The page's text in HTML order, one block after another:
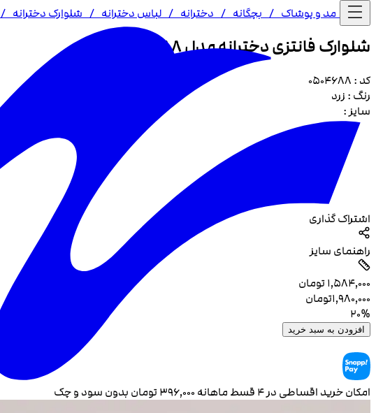
خانه / مد و پوشاک / بچگانه / دخترانه / لباس دخترانه / شلوارک دخترانه /
شلوارک فانتزی دخترانه مدل 4688
کد : 0504688
رنگ : زرد
سایز :
اشتراک گذاری
راهنمای سایز
۱٬۵۸۴٬۰۰۰تومان
۱٬۹۸۰٬۰۰۰تومان
20%
افزودن به سبد خرید
امکان خرید اقساطی در ۴ قسط ماهانه ۳۹۶٬۰۰۰تومان بدون سود و چک